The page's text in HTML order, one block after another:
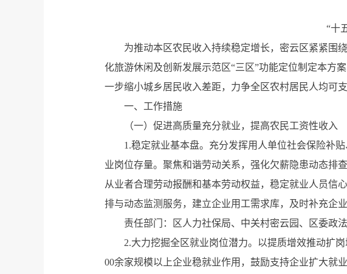
“十
为推动本区农民收入持续稳定增长，密云区紧紧围
化旅游休闲及创新发展示范区“三区”功能定位制定本方
一步缩小城乡居民收入差距，力争全区农村居民人均可
一、工作措施
（一）促进高质量充分就业，提高农民工资性收入
1.稳定就业基本盘。充分发挥用人单位社会保险补
业岗位存量。聚焦和谐劳动关系，强化欠薪隐患动态排
从业者合理劳动报酬和基本劳动权益，稳定就业人员信
排与动态监测服务，建立企业用工需求库，及时补充企业
责任部门：区人力社保局、中关村密云园、区委政
2.大力挖掘全区就业岗位潜力。以提质增效推动扩
00余家规模以上企业稳就业作用，鼓励支持企业扩大就